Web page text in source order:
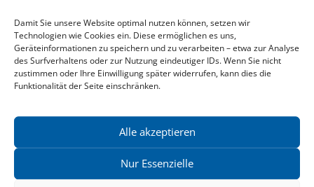
Damit Sie unsere Website optimal nutzen können, setzen wir
Technologien wie Cookies ein. Diese ermöglichen es uns,
Geräteinformationen zu speichern und zu verarbeiten – etwa zur Analyse
des Surfverhaltens oder zur Nutzung eindeutiger IDs. Wenn Sie nicht
zustimmen oder Ihre Einwilligung später widerrufen, kann dies die
Funktionalität der Seite einschränken.
Alle akzeptieren
Nur Essenzielle
Aktuelle Vorschau
Entdecken Sie das aktuelle zu-Klampen!-Verlagsprogramm.
Hier finden Sie die Verlagsvorschau – einfach direkt online
reinlesen oder herunterladen.
Newsletter
News zu aktuellen Neuheiten und Nachrichten im zu Klampen!
Verlag – jederzeit wieder abbestellbar.